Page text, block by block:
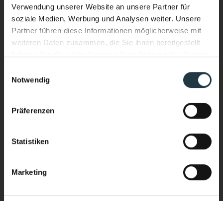
Verwendung unserer Website an unsere Partner für
soziale Medien, Werbung und Analysen weiter. Unsere
Partner führen diese Informationen möglicherweise mit
weiteren Daten zusammen, die Sie ihnen bereitgestellt
Notwendig
Präferenzen
Statistiken
Marketing
Ich interessiere mich für:
Bergsport/Alpinismus (Klettern, Skitouring,
Sport & Aktivurlaub (Wandern, Skifahren, geführte
Yoga & Meditationkarp
Performance & Soul – jetzt auch
Ganzjährig beheizt. Mit Blick auf die
Stärker heimkommen als ankommen.